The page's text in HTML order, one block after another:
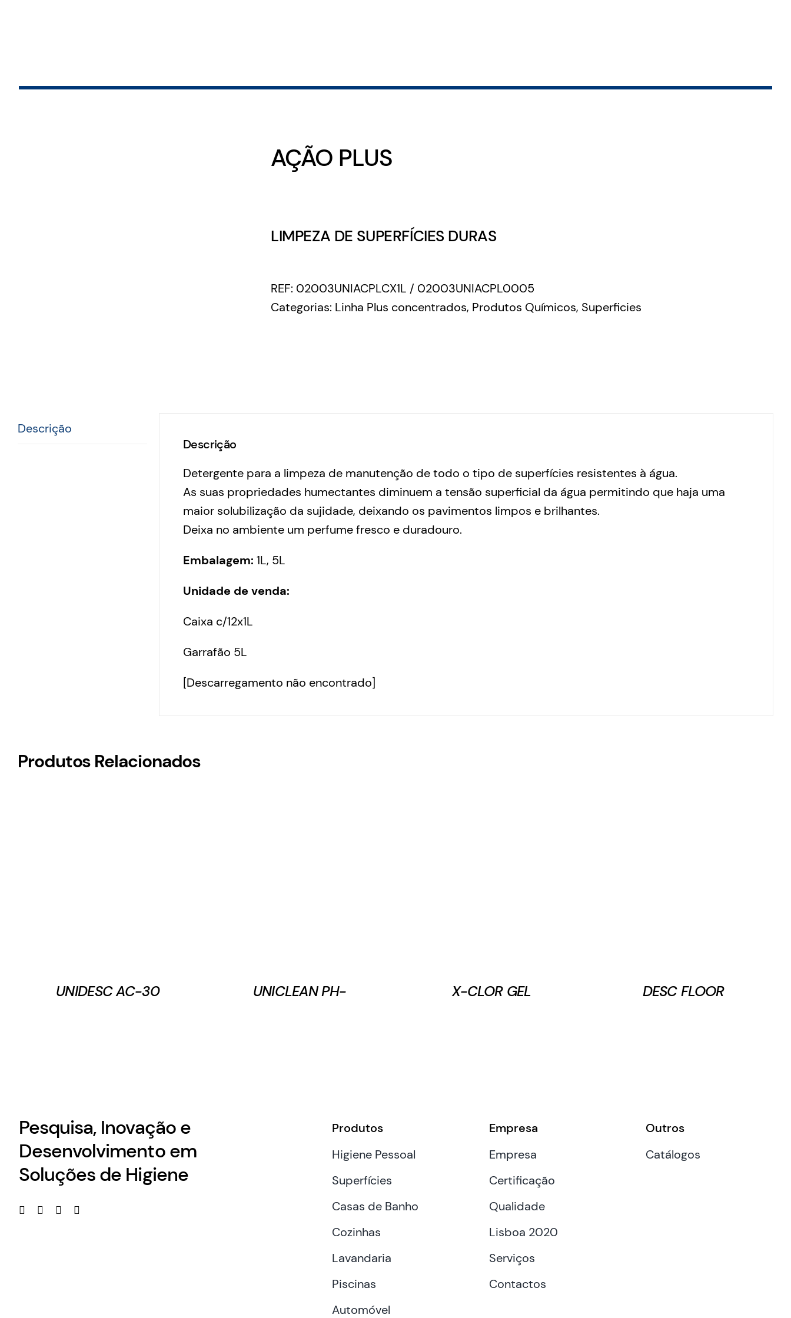
AÇÃO PLUS
LIMPEZA DE SUPERFÍCIES DURAS
REF: 02003UNIACPLCX1L / 02003UNIACPL0005
Categorias: Linha Plus concentrados, Produtos Químicos, Superficies
Descrição
Descrição
Detergente para a limpeza de manutenção de todo o tipo de superfícies resistentes à água.
As suas propriedades humectantes diminuem a tensão superficial da água permitindo que haja uma
maior solubilização da sujidade, deixando os pavimentos limpos e brilhantes.
Deixa no ambiente um perfume fresco e duradouro.
Embalagem: 1L, 5L
Unidade de venda:
Caixa c/12x1L
Garrafão 5L
[Descarregamento não encontrado]
Produtos Relacionados
UNIDESC AC-30 UNICLEAN PH- X-CLOR GEL DESC FLOOR
Pesquisa, Inovação e
Desenvolvimento em
Soluções de Higiene
Produtos
Higiene Pessoal
Superfícies
Casas de Banho
Cozinhas
Lavandaria
Piscinas
Automóvel
Empresa
Empresa
Certificação
Qualidade
Lisboa 2020
Serviços
Contactos
Outros
Catálogos